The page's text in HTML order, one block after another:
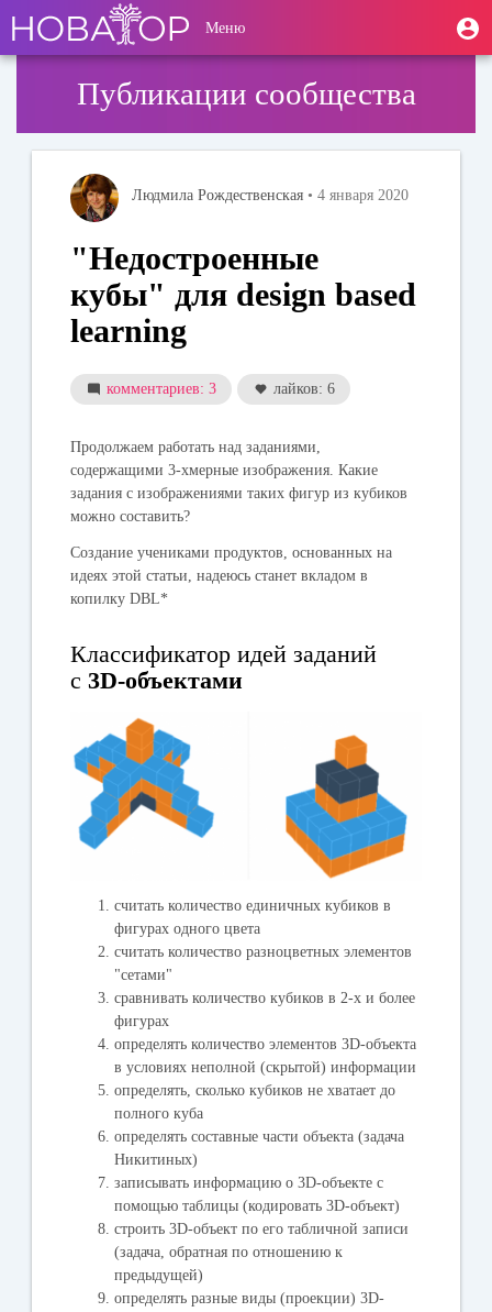
основному
содержанию
User
account
Меню
Публикации сообщества
Людмила Рождественская • 4 января 2020
"Недостроенные
кубы" для design based
learning
комментариев: 3 лайков: 6
Продолжаем работать над заданиями,
содержащими 3-хмерные изображения. Какие
задания с изображениями таких фигур из кубиков
можно составить?
Создание учениками продуктов, основанных на
идеях этой статьи, надеюсь станет вкладом в
копилкуDBL*
Классификатор идей заданий
с3D-объектами
считать количество единичных кубиков в
фигурах одного цвета
считать количество разноцветных элементов
"сетами"
сравнивать количество кубиков в 2-х и более
фигурах
определять количество элементов 3D-объекта
в условиях неполной (скрытой) информации
определять, сколько кубиков не хватает до
полного куба
определять составные части объекта (задача
Никитиных)
записывать информацию о 3D-объекте с
помощью таблицы (кодировать 3D-объект)
строить 3D-объект по его табличной записи
(задача, обратная по отношению к
предыдущей)
определять разные виды (проекции) 3D-